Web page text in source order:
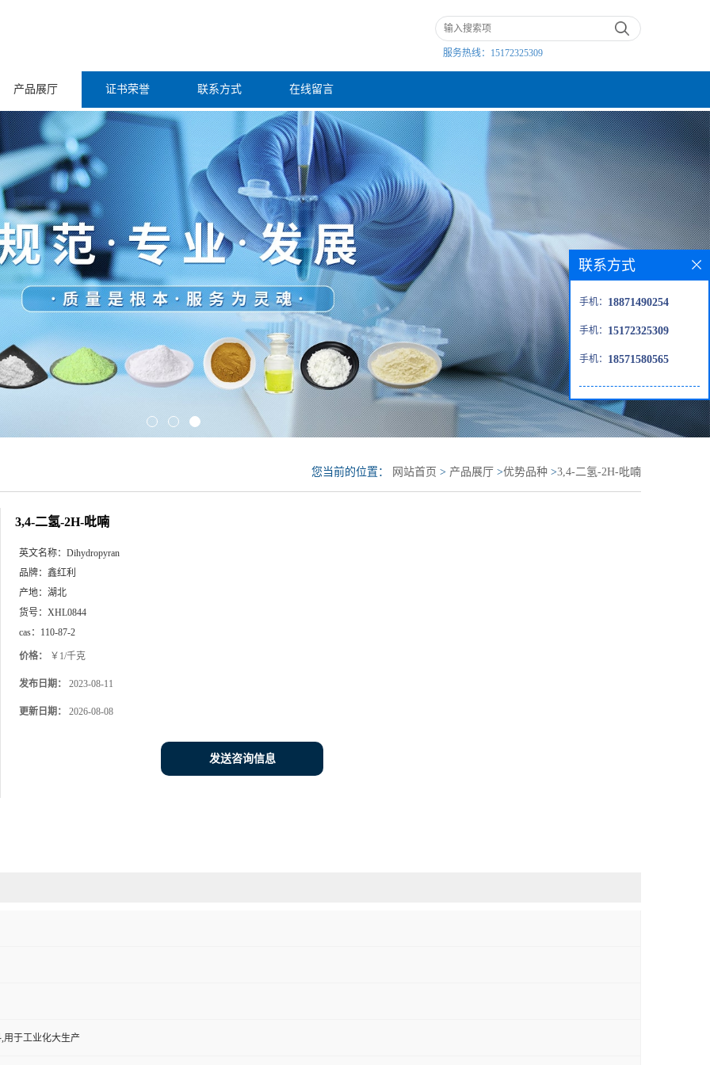
服务热线： 15172325309
产品展厅 证书荣誉 联系方式 在线留言
您当前的位置： 网站首页 > 产品展厅 >优势品种 >3,4-二氢-2H-吡喃
3,4-二氢-2H-吡喃
英文名称： Dihydropyran
品牌： 鑫红利
产地： 湖北
货号： XHL0844
cas： 110-87-2
价格： ￥1/千克
发布日期： 2023-08-11
更新日期： 2026-08-08
发送咨询信息
用于工业化大生产
联系方式
手机： 18871490254
手机： 15172325309
手机： 18571580565